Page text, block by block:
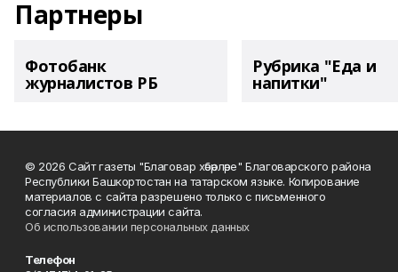
Партнеры
Фотобанк
журналистов РБ
Рубрика "Еда и
напитки"
© 2026 Сайт газеты "Благовар хәбәрләре" Благоварского района
Республики Башкортостан на татарском языке. Копирование
материалов с сайта разрешено только с письменного
согласия администрации сайта.
Об использовании персональных данных
Телефон